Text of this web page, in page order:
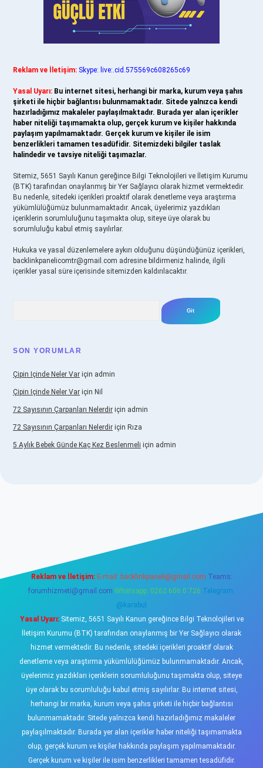
Reklam ve İletişim: Skype: live:.cid.575569c608265c69
Yasal Uyarı: Bu internet sitesi, herhangi bir marka, kurum veya şahıs
şirketi ile hiçbir bağlantısı bulunmamaktadır. Sitede yalnızca kendi
hazırladığımız makaleler paylaşılmaktadır. Burada yer alan içerikler
haber niteliği taşımamakta olup, gerçek kurum ve kişiler hakkında
paylaşım yapılmamaktadır. Gerçek kurum ve kişiler ile isim
benzerlikleri tamamen tesadüfidir. Sitemizdeki bilgiler taslak
halindedir ve tavsiye niteliği taşımazlar.
Sitemiz, 5651 Sayılı Kanun gereğince Bilgi Teknolojileri ve İletişim Kurumu
(BTK) tarafından onaylanmış bir Yer Sağlayıcı olarak hizmet vermektedir.
Bu nedenle, sitedeki içerikleri proaktif olarak denetleme veya araştırma
yükümlülüğümüz bulunmamaktadır. Ancak, üyelerimiz yazdıkları
içeriklerin sorumluluğunu taşımakta olup, siteye üye olarak bu
sorumluluğu kabul etmiş sayılırlar.
Hukuka ve yasal düzenlemelere aykırı olduğunu düşündüğünüz içerikleri,
backlinkpanelicomtr@gmail.com adresine bildirmeniz halinde, ilgili
içerikler yasal süre içerisinde sitemizden kaldırılacaktır.
SON YORUMLAR
Çipin Içinde Neler Var için admin
Çipin Içinde Neler Var için Nil
72 Sayısının Çarpanları Nelerdir için admin
72 Sayısının Çarpanları Nelerdir için Rıza
5 Aylık Bebek Günde Kaç Kez Beslenmeli için admin
Reklam ve İletişim: E-mail: backlinkpaneli@gmail.com Teams:
forumhizmeti@gmail.com Whatsapp: 0262 606 0 726 Telegram:
@karabul
Yasal Uyarı:Sitemiz, 5651 Sayılı Kanun gereğince Bilgi Teknolojileri ve
İletişim Kurumu (BTK) tarafından onaylanmış bir Yer Sağlayıcı olarak
hizmet vermektedir. Bu nedenle, sitedeki içerikleri proaktif olarak
denetleme veya araştırma yükümlülüğümüz bulunmamaktadır. Ancak,
üyelerimiz yazdıkları içeriklerin sorumluluğunu taşımakta olup, siteye
üye olarak bu sorumluluğu kabul etmiş sayılırlar. Bu internet sitesi,
herhangi bir marka, kurum veya şahıs şirketi ile hiçbir bağlantısı
bulunmamaktadır. Sitede yalnızca kendi hazırladığımız makaleler
paylaşılmaktadır. Burada yer alan içerikler haber niteliği taşımamakta
olup, gerçek kurum ve kişiler hakkında paylaşım yapılmamaktadır.
Gerçek kurum ve kişiler ile isim benzerlikleri tamamen tesadüfidir.